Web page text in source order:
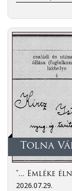
Tolna
"... Emléke
2026.07.29.